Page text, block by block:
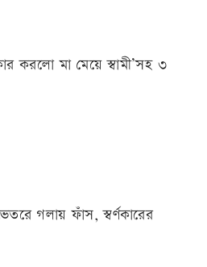
করলো মা মেয়ে স্বামী’সহ ৩
গলায় ফাঁস, স্বর্ণকারের